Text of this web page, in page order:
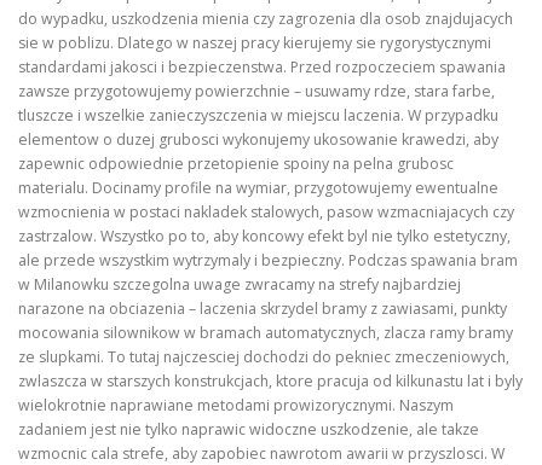
do wypadku, uszkodzenia mienia czy zagrozenia dla osob znajdujacych
sie w poblizu. Dlatego w naszej pracy kierujemy sie rygorystycznymi
standardami jakosci i bezpieczenstwa. Przed rozpoczeciem spawania
zawsze przygotowujemy powierzchnie – usuwamy rdze, stara farbe,
tluszcze i wszelkie zanieczyszczenia w miejscu laczenia. W przypadku
elementow o duzej grubosci wykonujemy ukosowanie krawedzi, aby
zapewnic odpowiednie przetopienie spoiny na pelna grubosc
materialu. Docinamy profile na wymiar, przygotowujemy ewentualne
wzmocnienia w postaci nakladek stalowych, pasow wzmacniajacych czy
zastrzalow. Wszystko po to, aby koncowy efekt byl nie tylko estetyczny,
ale przede wszystkim wytrzymaly i bezpieczny. Podczas spawania bram
w Milanowku szczegolna uwage zwracamy na strefy najbardziej
narazone na obciazenia – laczenia skrzydel bramy z zawiasami, punkty
mocowania silownikow w bramach automatycznych, zlacza ramy bramy
ze slupkami. To tutaj najczesciej dochodzi do pekniec zmeczeniowych,
zwlaszcza w starszych konstrukcjach, ktore pracuja od kilkunastu lat i byly
wielokrotnie naprawiane metodami prowizorycznymi. Naszym
zadaniem jest nie tylko naprawic widoczne uszkodzenie, ale takze
wzmocnic cala strefe, aby zapobiec nawrotom awarii w przyszlosci. W